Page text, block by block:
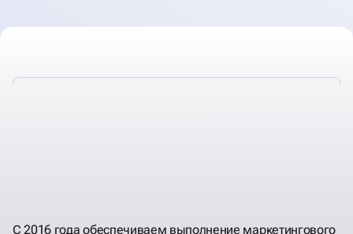
ИНВЕСТИЦИИ
ПОНЯТНЫМ ЯЗЫКОМ
С 2016 года обеспечиваем выполнение маркетингового